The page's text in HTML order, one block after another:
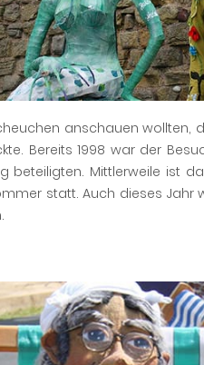
anschauen wollten,
Bereits 1998 war der
beteiligten. Mittlerweile ist
statt. Auch dieses Jahr